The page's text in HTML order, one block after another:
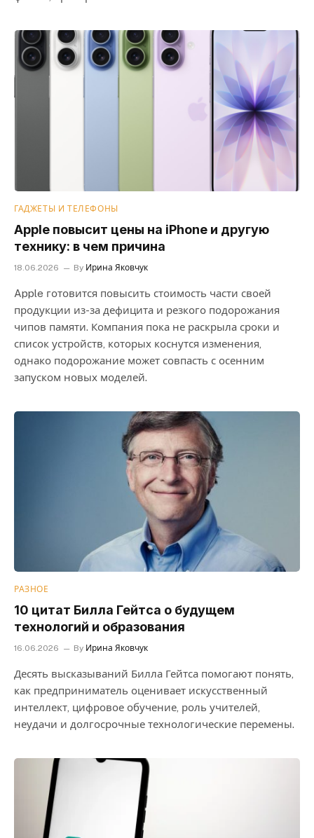
ГАДЖЕТЫ И ТЕЛЕФОНЫ
Apple повысит цены на iPhone и другую
технику: в чем причина
18.06.2026 By Ирина Яковчук
Apple готовится повысить стоимость части своей
продукции из-за дефицита и резкого подорожания
чипов памяти. Компания пока не раскрыла сроки и
список устройств, которых коснутся изменения,
однако подорожание может совпасть с осенним
запуском новых моделей.
РАЗНОЕ
10 цитат Билла Гейтса о будущем
технологий и образования
16.06.2026 By Ирина Яковчук
Десять высказываний Билла Гейтса помогают понять,
как предприниматель оценивает искусственный
интеллект, цифровое обучение, роль учителей,
неудачи и долгосрочные технологические перемены.